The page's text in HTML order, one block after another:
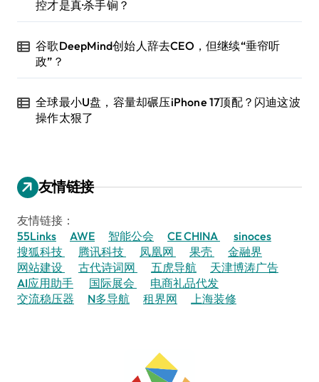
控才是真·杀手锏？
谷歌DeepMind创始人辞去CEO，但继续“垂帘听
政”？
全球最小U盘，容量却碾压iPhone 17顶配？闪迪这波
操作太狠了
友情链接
友情链接：
55Links
AWE 智能公会 CE CHINA
sinoces
搜狐科技
腾讯科技 凤凰网 果壳
金融界
网站建设
古代诗词网 五虎导航
天津博涛广告
AI应用助手
国际展会
电商礼品代发
交流稳压器
N多导航 租界网 上海装修